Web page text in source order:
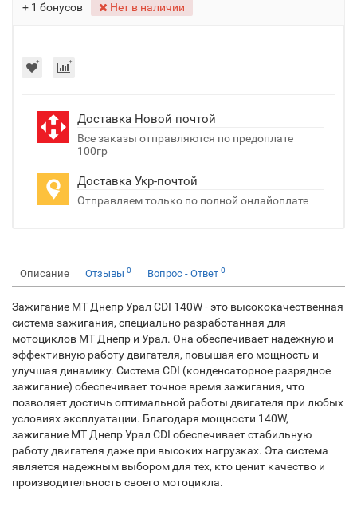
+ 1 бонусов
Нет в наличии
Доставка Новой почтой
Все заказы отправляются по предоплате
100гр
Доставка Укр-почтой
Отправляем только по полной онлайоплате
Описание Отзывы 0 Вопрос - Ответ 0
Зажигание МТ Днепр Урал CDI 140W - это высококачественная
система зажигания, специально разработанная для
мотоциклов МТ Днепр и Урал. Она обеспечивает надежную и
эффективную работу двигателя, повышая его мощность и
улучшая динамику. Система CDI (конденсаторное разрядное
зажигание) обеспечивает точное время зажигания, что
позволяет достичь оптимальной работы двигателя при любых
условиях эксплуатации. Благодаря мощности 140W,
зажигание МТ Днепр Урал CDI обеспечивает стабильную
работу двигателя даже при высоких нагрузках. Эта система
является надежным выбором для тех, кто ценит качество и
производительность своего мотоцикла.